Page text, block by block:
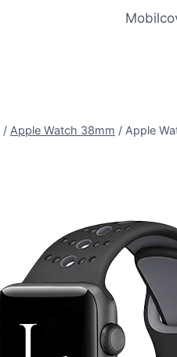
/ Apple Watch 38mm / Apple